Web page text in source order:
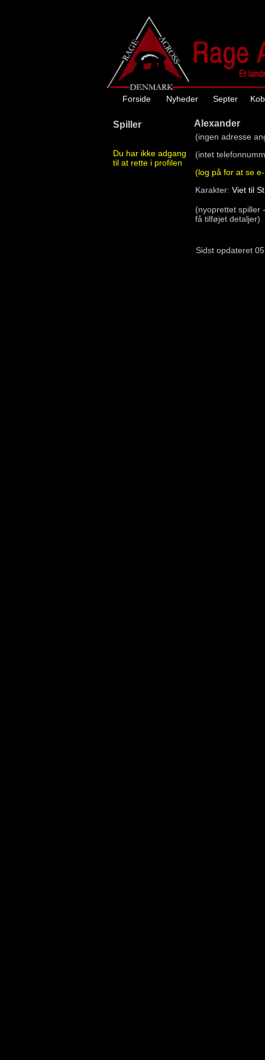
Forside Nyheder Septer
Spiller
Du har ikke adgang
til at rette i profilen
Alexander
(ingen adresse
(intet
(log på for at se
Karakter: Viet til
(nyoprettet spiller
få tilføjet detaljer)
Sidst opdateret 05.